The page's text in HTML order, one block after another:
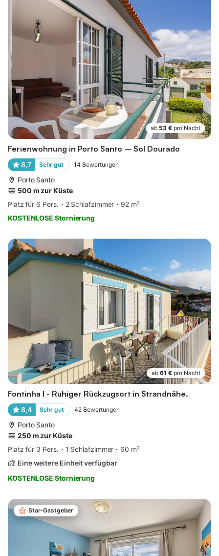
ab 53 € pro Nacht
Ferienwohnung in Porto Santo – Sol Dourado
8,7 Sehr gut 14 Bewertungen
Porto Santo
500 m zur Küste
Platz für 6 Pers.
2 Schlafzimmer
92 m²
KOSTENLOSE Stornierung
ab 61 € pro Nacht
Fontinha I - Ruhiger Rückzugsort in Strandnähe.
8,4 Sehr gut 42 Bewertungen
Porto Santo
250 m zur Küste
Platz für 3 Pers.
1 Schlafzimmer
60 m²
Eine weitere Einheit verfügbar
KOSTENLOSE Stornierung
Star-Gastgeber